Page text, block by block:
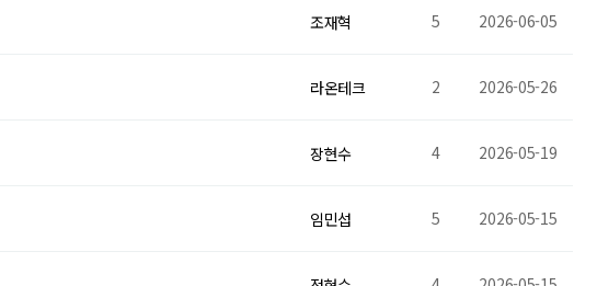
조재혁 5 2026-06-05
라온테크 2 2026-05-26
장현수 4 2026-05-19
임민섭 5 2026-05-15